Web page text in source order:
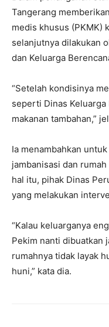
Tangerang
medis khusus (PKMK)
selanjutnya dilakukan
dan Keluarga
“Setelah kondisinya
seperti Dinas
makanan tambahan,”
Ia menambahkan
jambanisasi dan
hal itu, pihak Dinas
yang melakukan
“Kalau keluarganya
Pekim nanti dibuatkan
rumahnya tidak layak
huni,” kata dia.